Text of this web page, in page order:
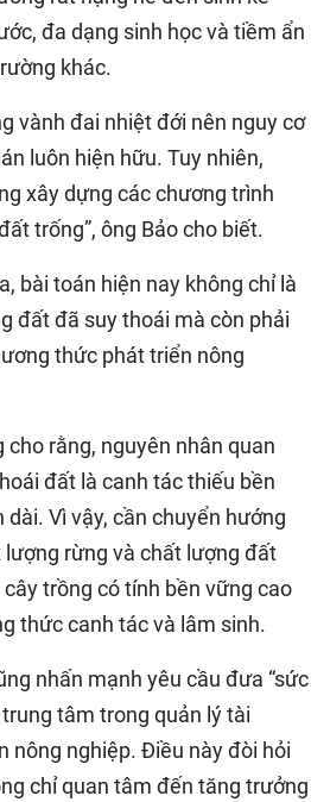
đa dạng sinh học và tiềm ẩn
khác.
vành đai nhiệt đới nên nguy cơ
luôn hiện hữu. Tuy nhiên,
xây dựng các chương trình
trống”, ông Bảo cho biết.
bài toán hiện nay không chỉ là
đất đã suy thoái mà còn phải
thức phát triển nông
cho rằng, nguyên nhân quan
đất là canh tác thiếu bền
Vì vậy, cần chuyển hướng
lượng rừng và chất lượng đất
trồng có tính bền vững cao
thức canh tác và lâm sinh.
nhấn mạnh yêu cầu đưa “sức
tâm trong quản lý tài
nông nghiệp. Điều này đòi hỏi
chỉ quan tâm đến tăng trưởng